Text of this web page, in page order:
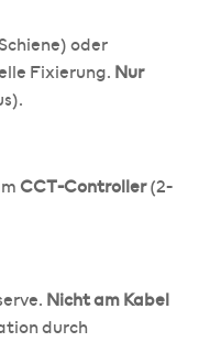
oder
Fixierung. Nur
CCT-Controller(2-
Nicht am Kabel
durch